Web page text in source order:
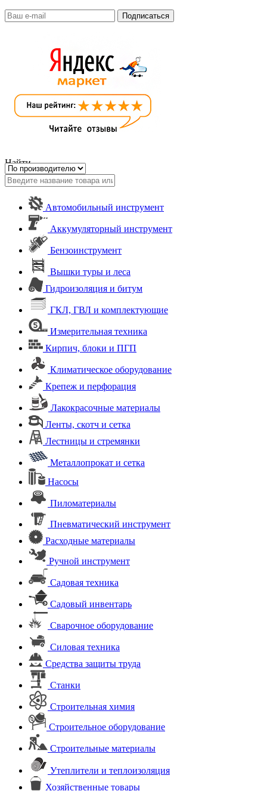
Найти
Автомобильный инструмент
Аккумуляторный инструмент
Бензоинструмент
Вышки туры и леса
Гидроизоляция и битум
ГКЛ, ГВЛ и комплектующие
Измерительная техника
Кирпич, блоки и ПГП
Климатическое оборудование
Крепеж и перфорация
Лакокрасочные материалы
Ленты, скотч и сетка
Лестницы и стремянки
Металлопрокат и сетка
Насосы
Пиломатериалы
Пневматический инструмент
Расходные материалы
Ручной инструмент
Садовая техника
Садовый инвентарь
Сварочное оборудование
Силовая техника
Средства защиты труда
Станки
Строительная химия
Строительное оборудование
Строительные материалы
Утеплители и теплоизоляция
Хозяйственные товары